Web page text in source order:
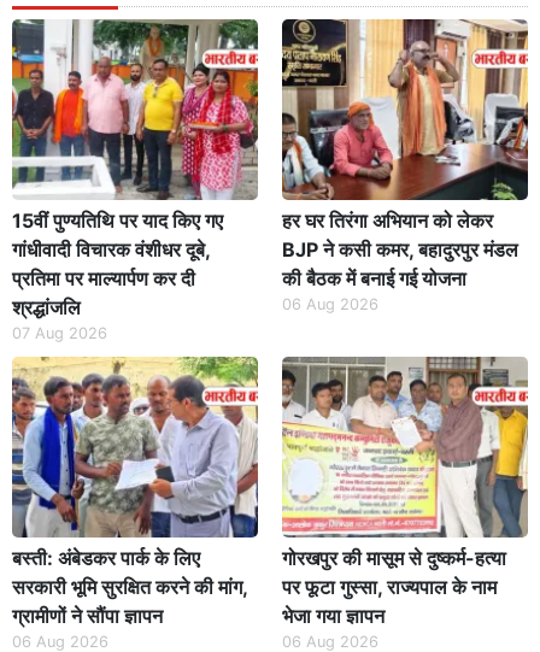
15वीं पुण्यतिथि पर याद किए गए
गांधीवादी विचारक वंशीधर दूबे,
प्रतिमा पर माल्यार्पण कर दी
श्रद्धांजलि
07 Aug 2026
हर घर तिरंगा अभियान को लेकर
BJP ने कसी कमर, बहादुरपुर मंडल
की बैठक में बनाई गई योजना
06 Aug 2026
बस्ती: अंबेडकर पार्क के लिए
सरकारी भूमि सुरक्षित करने की मांग,
ग्रामीणों ने सौंपा ज्ञापन
06 Aug 2026
गोरखपुर की मासूम से दुष्कर्म-हत्या
पर फूटा गुस्सा, राज्यपाल के नाम
भेजा गया ज्ञापन
06 Aug 2026